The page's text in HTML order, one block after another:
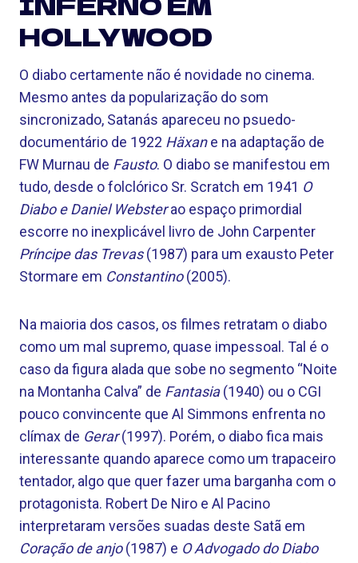
HOLLYWOOD
O diabo certamente não é novidade no cinema.
Mesmo antes da popularização do som
sincronizado, Satanás apareceu no psuedo-
documentário de 1922 Häxane na adaptação de
FW Murnau de Fausto. O diabo se manifestou em
tudo, desde o folclórico Sr. Scratch em 1941 O
Diabo e Daniel Websterao espaço primordial
escorre no inexplicável livro de John Carpenter
Príncipe das Trevas(1987) para um exausto Peter
Stormare em Constantino(2005).
Na maioria dos casos, os filmes retratam o diabo
como um mal supremo, quase impessoal. Tal é o
caso da figura alada que sobe no segmento “Noite
na Montanha Calva” de Fantasia(1940) ou o CGI
pouco convincente que Al Simmons enfrenta no
clímax de Gerar(1997). Porém, o diabo fica mais
interessante quando aparece como um trapaceiro
tentador, algo que quer fazer uma barganha com o
protagonista. Robert De Niro e Al Pacino
interpretaram versões suadas deste Satã em
Coração de anjo(1987) e O Advogado do Diabo